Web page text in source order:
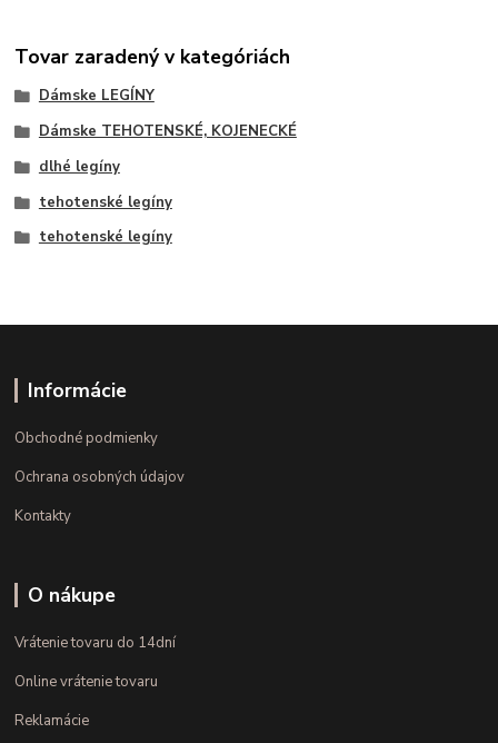
Tovar zaradený v kategóriách
Dámske LEGÍNY
Dámske TEHOTENSKÉ, KOJENECKÉ
dlhé legíny
tehotenské legíny
tehotenské legíny
Informácie
Obchodné podmienky
Ochrana osobných údajov
Kontakty
O nákupe
Vrátenie tovaru do 14dní
Online vrátenie tovaru
Reklamácie